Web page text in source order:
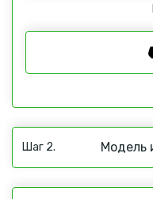
Шаг 2. Модель